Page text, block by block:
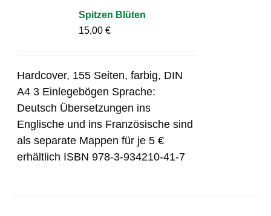
Spitzen Blüten
15,00€
Hardcover, 155 Seiten, farbig, DIN
A4 3 Einlegebögen Sprache:
Deutsch Übersetzungen ins
Englische und ins Französische sind
als separate Mappen für je 5 €
erhältlich ISBN 978-3-934210-41-7